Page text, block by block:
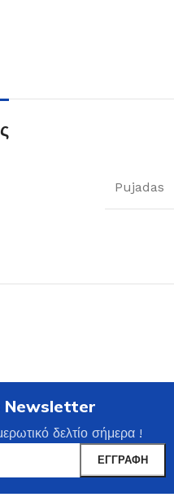
Pujadas
Newsletter
δελτίο σήμερα !